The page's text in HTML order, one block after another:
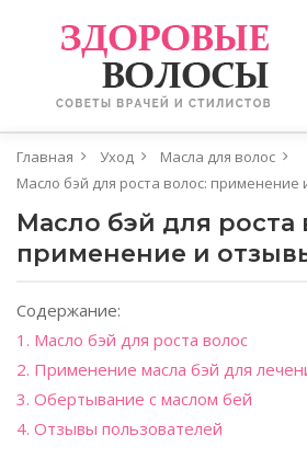
Главная Уход
Масла для волос
Масло бэй для роста волос: применение
Масло бэй для роста
применение и
Содержание:
1. Масло бэй для роста волос
2. Применение масла бэй для
3. Обертывание с маслом бей
4. Отзывы пользователей